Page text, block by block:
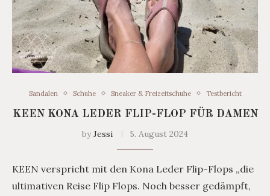
Sandalen Schuhe Sneaker & Freizeitschuhe Testbericht
KEEN KONA LEDER FLIP-FLOP FÜR DAMEN
byJessi 5. August 2024
KEEN verspricht mit den Kona Leder Flip-Flops „die
ultimativen Reise Flip Flops. Noch besser gedämpft,